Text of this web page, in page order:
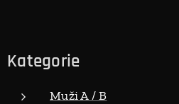
Kategorie
Muži A / B